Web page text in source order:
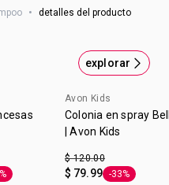
200 ml
• detalles del producto
explorar
-10%
Avon Kids
Colonia en spray
| Avon Kids
$ 120.00
$ 79.99 Etiqueta -33%
-33%